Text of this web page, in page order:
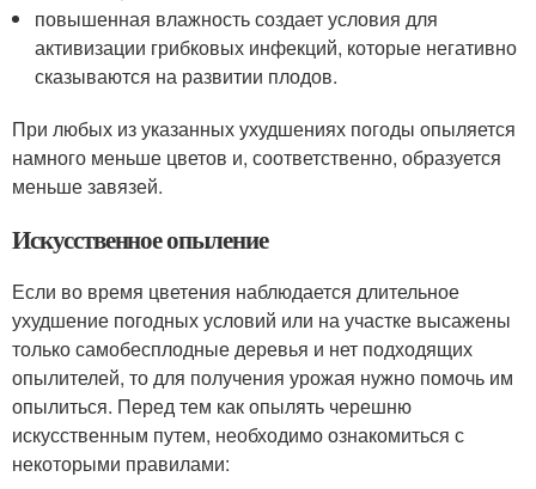
повышенная влажность создает условия для
активизации грибковых инфекций, которые негативно
сказываются на развитии плодов.
При любых из указанных ухудшениях погоды опыляется
намного меньше цветов и, соответственно, образуется
меньше завязей.
Искусственное опыление
Если во время цветения наблюдается длительное
ухудшение погодных условий или на участке высажены
только самобесплодные деревья и нет подходящих
опылителей, то для получения урожая нужно помочь им
опылиться. Перед тем как опылять черешню
искусственным путем, необходимо ознакомиться с
некоторыми правилами: